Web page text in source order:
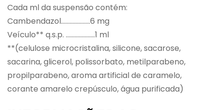
Cada ml da suspensão contém:
Cambendazol………………..6 mg
Veículo** q.s.p. ………………..1 ml
**(celulose microcristalina, silicone, sacarose,
sacarina, glicerol, polissorbato, metilparabeno,
propilparabeno, aroma artificial de caramelo,
corante amarelo crepúsculo, água purificada)